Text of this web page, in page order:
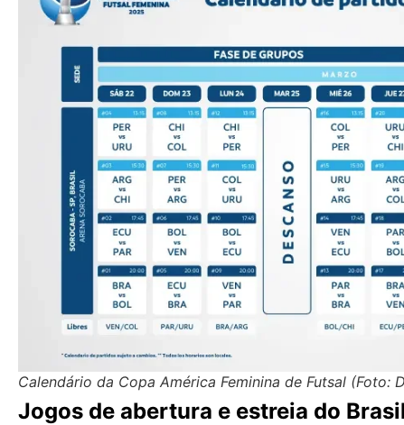
Calendário da Copa América Feminina de Futsal (Foto:
Jogos de abertura e estreia do Brasil